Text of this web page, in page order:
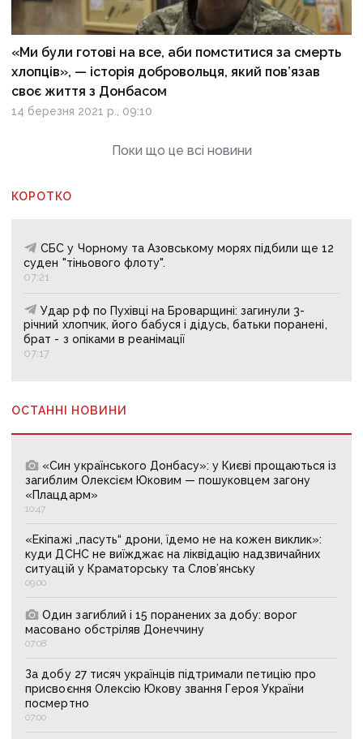
«Ми були готові на все, аби помститися за смерть
хлопців», — історія добровольця, який пов’язав
своє життя з Донбасом
14 березня 2021 р., 09:10
Поки що це всі новини
КОРОТКО
СБС у Чорному та Азовському морях підбили ще 12
суден "тіньового флоту".
07:21
Удар рф по Пухівці на Броварщині: загинули 3-
річний хлопчик, його бабуся і дідусь, батьки поранені,
брат - з опіками в реанімації
07:17
ОСТАННІ НОВИНИ
«Син українського Донбасу»: у Києві прощаються із
загиблим Олексієм Юковим — пошуковцем загону
«Плацдарм»
10:47
«Екіпажі „пасуть“ дрони, їдемо не на кожен виклик»:
куди ДСНС не виїжджає на ліквідацію надзвичайних
ситуацій у Краматорську та Слов’янську
09:00
Один загиблий і 15 поранених за добу: ворог
масовано обстріляв Донеччину
07:08
За добу 27 тисяч українців підтримали петицію про
присвоєння Олексію Юкову звання Героя України
посмертно
07:00